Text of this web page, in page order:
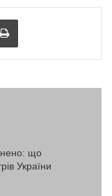
поштоюНадрукувати
що
України